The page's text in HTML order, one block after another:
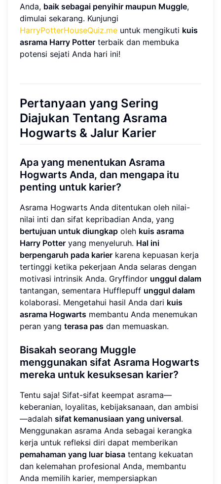
Anda, baik sebagai penyihir maupun Muggle,
dimulai sekarang. Kunjungi
HarryPotterHouseQuiz.me untuk mengikuti kuis
asrama Harry Potter terbaik dan membuka
potensi sejati Anda hari ini!
Pertanyaan yang Sering
Diajukan Tentang Asrama
Hogwarts & Jalur Karier
Apa yang menentukan Asrama
Hogwarts Anda, dan mengapa itu
penting untuk karier?
Asrama Hogwarts Anda ditentukan oleh nilai-
nilai inti dan sifat kepribadian Anda, yang
bertujuan untuk diungkap oleh kuis asrama
Harry Potter yang menyeluruh. Hal ini
berpengaruh pada karier karena kepuasan kerja
tertinggi ketika pekerjaan Anda selaras dengan
motivasi intrinsik Anda. Gryffindor unggul dalam
tantangan, sementara Hufflepuff unggul dalam
kolaborasi. Mengetahui hasil Anda dari kuis
asrama Hogwarts membantu Anda menemukan
peran yang terasa pas dan memuaskan.
Bisakah seorang Muggle
menggunakan sifat Asrama Hogwarts
mereka untuk kesuksesan karier?
Tentu saja! Sifat-sifat keempat asrama—
keberanian, loyalitas, kebijaksanaan, dan ambisi
—adalah sifat kemanusiaan yang universal.
Menggunakan asrama Anda sebagai kerangka
kerja untuk refleksi diri dapat memberikan
pemahaman yang luar biasa tentang kekuatan
dan kelemahan profesional Anda, membantu
Anda memilih karier, mempersiapkan